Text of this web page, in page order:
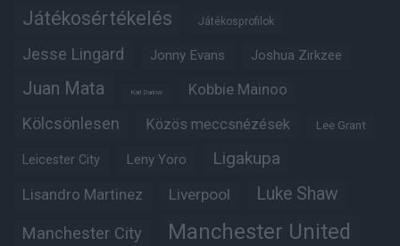
Játékosértékelés Játékosprofilok
Jesse Lingard Jonny Evans Joshua Zirkzee
Juan Mata Karl Darlow Kobbie Mainoo
Kölcsönlesen Közös meccsnézések Lee Grant
Leicester City Leny Yoro Ligakupa
Lisandro Martinez Liverpool Luke Shaw
Manchester City Manchester United